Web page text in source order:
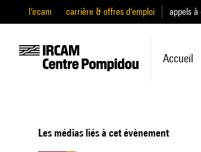
l'ircam carrière & offres d'emploi appels
Accueil
Les médias liés à cet évènement